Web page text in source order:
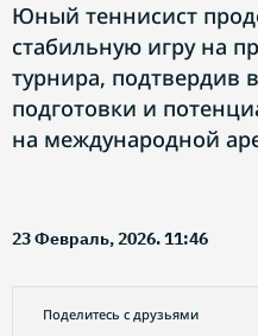
Юный теннисист
стабильную игру на
турнира, подтвердив
подготовки и
на международной
23 Февраль, 2026. 11:46
Поделитесь с друзьями